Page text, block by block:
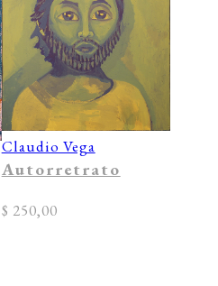
Claudio Vega
Autorretrato
$ 250,00